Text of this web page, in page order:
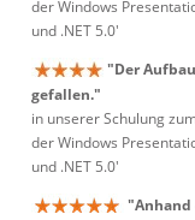
der Windows
und .NET 5.0'
"Der
gefallen."
in unserer Schulung
der Windows
und .NET 5.0'
"Anhand